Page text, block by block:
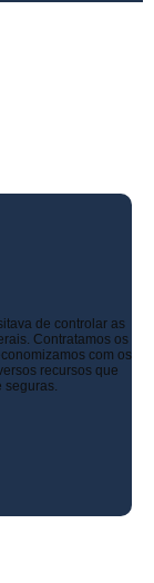
de controlar as
Contratamos os
com os
recursos que
seguras.